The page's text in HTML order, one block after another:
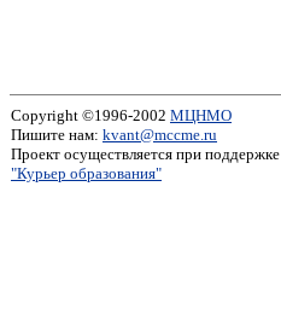
Copyright ©1996-2002 МЦНМО
Пишите нам: kvant@mccme.ru
Проект осуществляется при поддержке
"Курьер образования"